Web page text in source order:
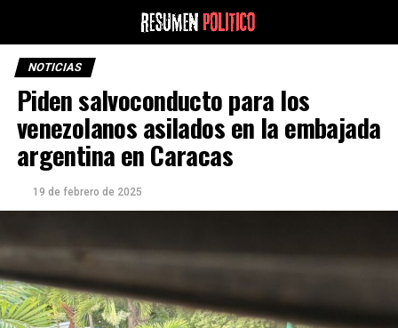
NOTICIAS
Piden salvoconducto para los
venezolanos asilados en la embajada
argentina en Caracas
19 de febrero de 2025